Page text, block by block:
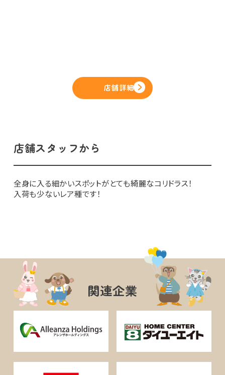
店舗詳細
店舗スタッフから
全身に入る細かいスポットがとても綺麗なコリドラス！
入荷も少ないレア種です！
関連企業